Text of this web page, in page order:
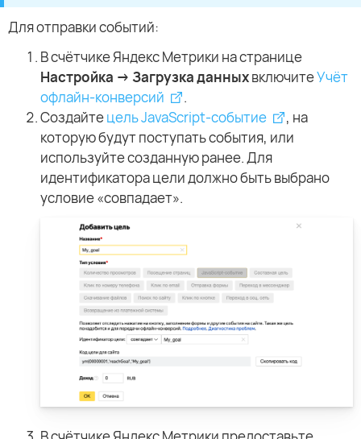
Для отправки событий:
В счётчике Яндекс Метрики на странице
Настройка → Загрузка данныхвключитеУчёт
офлайн-конверсий
.
Создайтецель JavaScript-событие
, на
которую будут поступать события, или
используйте созданную ранее. Для
идентификатора цели должно быть выбрано
условие «совпадает».